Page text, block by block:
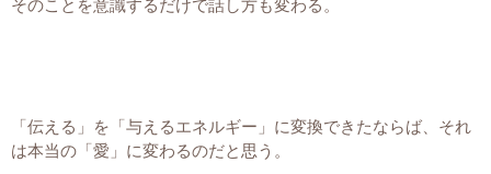
そのことを意識するだけで話し方も変わる。
「伝える」を「与えるエネルギー」に変換できたならば、それ
は本当の「愛」に変わるのだと思う。